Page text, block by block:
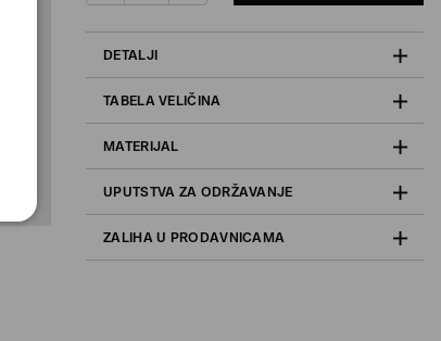
DETALJI
TABELA VELIČINA
MATERIJAL
UPUTSTVA ZA ODRŽAVANJE
ZALIHA U PRODAVNICAMA